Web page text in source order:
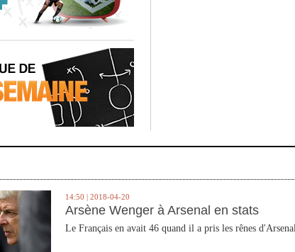
14:50 | 2018-04-20
Arsène Wenger à Arsenal en stats
Le Français en avait 46 quand il a pris les rênes